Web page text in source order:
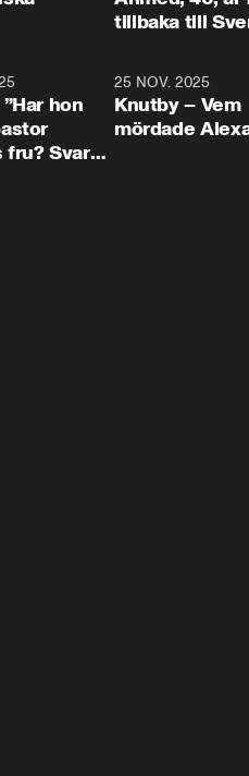
tillbaka till
hon
fru? Svar
25 NOV. 2025
Knutby – Vem
mördade